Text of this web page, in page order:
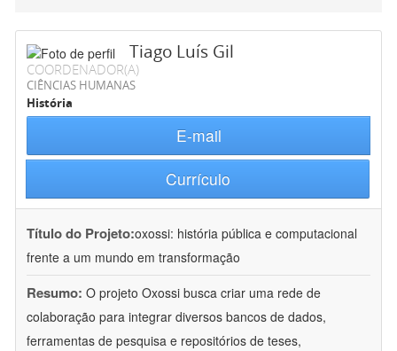
Tiago Luís Gil
COORDENADOR(A)
CIÊNCIAS HUMANAS
História
E-mail
Currículo
Título do Projeto:oxossi: história pública e computacional
frente a um mundo em transformação
Resumo: O projeto Oxossi busca criar uma rede de
colaboração para integrar diversos bancos de dados,
ferramentas de pesquisa e repositórios de teses,